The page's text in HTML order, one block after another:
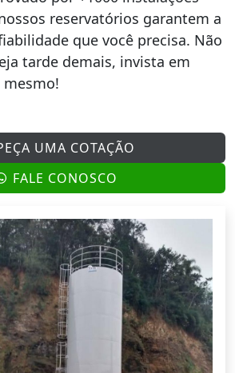
reservatórios garantem a
que você precisa. Não
tarde demais, invista em
mesmo!
UMA COTAÇÃO
FALE CONOSCO